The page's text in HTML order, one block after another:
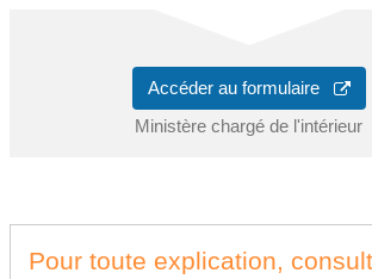
Accéder au formulaire
Ministère chargé de l'intérieur
Pour toute explication,